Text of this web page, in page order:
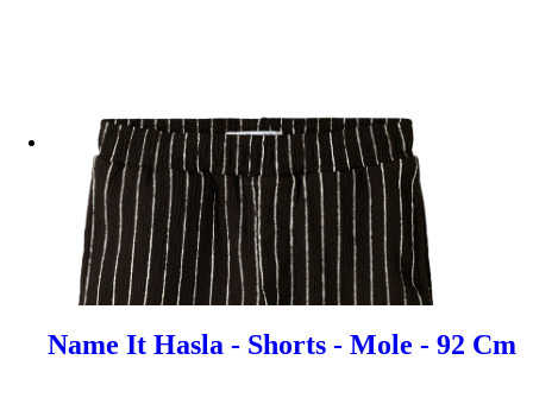
Name It Hasla - Shorts - Mole - 92 Cm